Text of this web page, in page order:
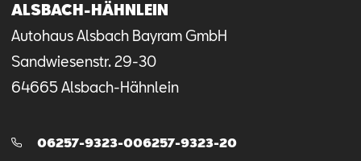
ALSBACH-HÄHNLEIN
Autohaus Alsbach Bayram GmbH
Sandwiesenstr.29-30
64665Alsbach-Hähnlein
Telefon:
06257-9323-006257-9323-20